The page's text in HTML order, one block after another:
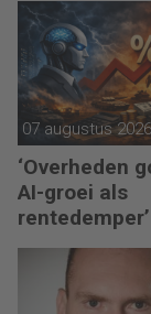
07 augustus 2026
‘Overheden
AI-groei als
rentedemper’